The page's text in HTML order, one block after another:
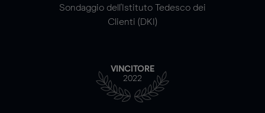
Sondaggio dell'Istituto Tedesco dei
Clienti (DKI)
VINCITORE
2022